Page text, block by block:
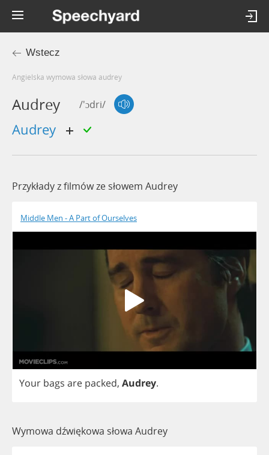
Wstecz
Angielska wymowa słowa audrey
Audrey /'ɔdri/
audrey
Przykłady z filmów ze słowem Audrey
Middle Men - A Part of Ourselves
Your bags are packed, Audrey.
Wymowa dźwiękowa słowa Audrey